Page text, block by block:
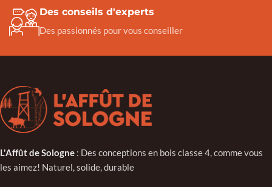
Des conseils d'experts
Des passionnés pour vous conseiller
L'Affût de Sologne : Des conceptions en bois classe 4, comme vous
les aimez! Naturel, solide, durable